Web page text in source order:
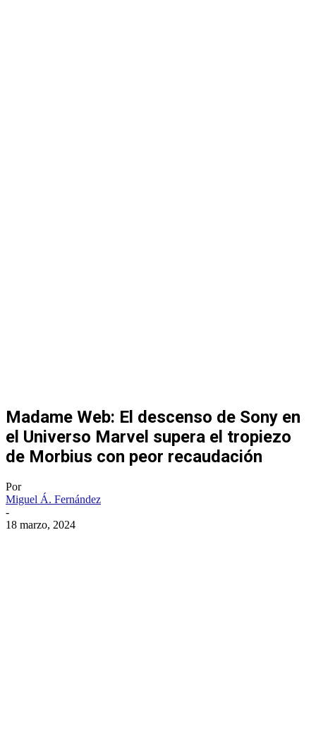
Madame Web: El descenso de Sony en
el Universo Marvel supera el tropiezo
de Morbius con peor recaudación
Por
Miguel Á. Fernández
-
18 marzo, 2024